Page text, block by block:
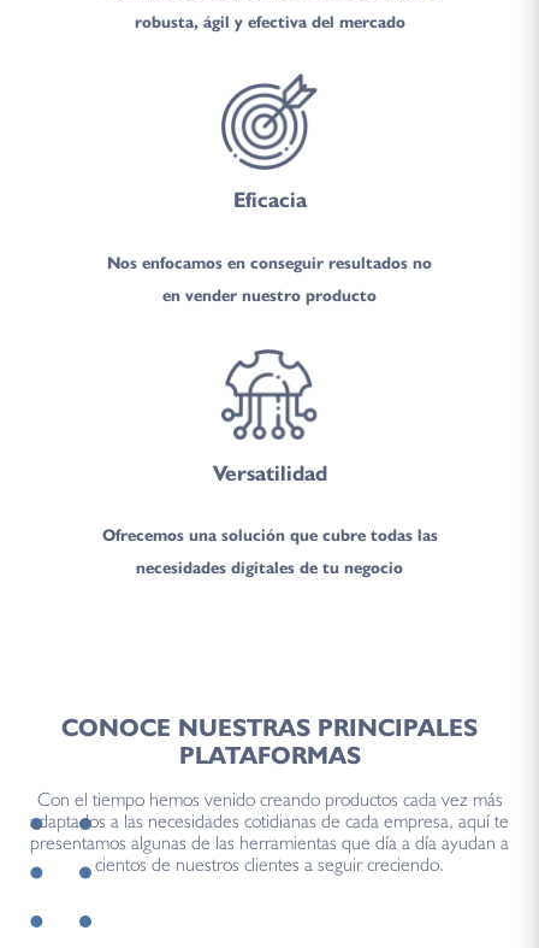
robusta, ágil y efectiva del mercado
Eficacia
Nos enfocamos en conseguir resultados no
en vender nuestro producto
Versatilidad
Ofrecemos una solución que cubre todas las
necesidades digitales de tu negocio
CONOCE NUESTRAS PRINCIPALES
PLATAFORMAS
Con el tiempo hemos venido creando productos cada vez más
adaptados a las necesidades cotidianas de cada empresa, aquí te
presentamos algunas de las herramientas que día a día ayudan a
cientos de nuestros clientes a seguir creciendo.